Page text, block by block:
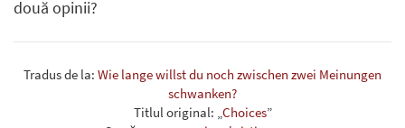
două opinii?
Tradus de la: Wie lange willst du noch zwischen zwei Meinungen
schwanken?
Titlul original: „ Choices”